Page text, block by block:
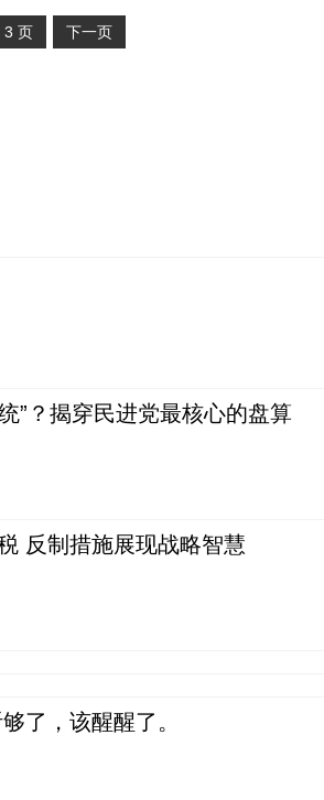
3 页 下一页
”？揭穿民进党最核心的盘算
反制措施展现战略智慧
了，该醒醒了。